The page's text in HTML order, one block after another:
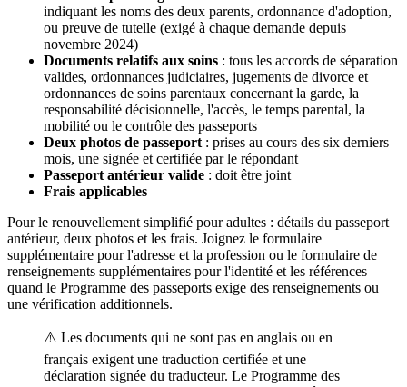
indiquant les noms des deux parents, ordonnance d'adoption,
ou preuve de tutelle (exigé à chaque demande depuis
novembre 2024)
Documents relatifs aux soins : tous les accords de séparation
valides, ordonnances judiciaires, jugements de divorce et
ordonnances de soins parentaux concernant la garde, la
responsabilité décisionnelle, l'accès, le temps parental, la
mobilité ou le contrôle des passeports
Deux photos de passeport : prises au cours des six derniers
mois, une signée et certifiée par le répondant
Passeport antérieur valide : doit être joint
Frais applicables
Pour le renouvellement simplifié pour adultes : détails du passeport
antérieur, deux photos et les frais. Joignez le formulaire
supplémentaire pour l'adresse et la profession ou le formulaire de
renseignements supplémentaires pour l'identité et les références
quand le Programme des passeports exige des renseignements ou
une vérification additionnels.
⚠️ Les documents qui ne sont pas en anglais ou en
français exigent une traduction certifiée et une
déclaration signée du traducteur. Le Programme des